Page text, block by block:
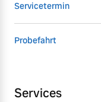
Servicetermin
Probefahrt
Services